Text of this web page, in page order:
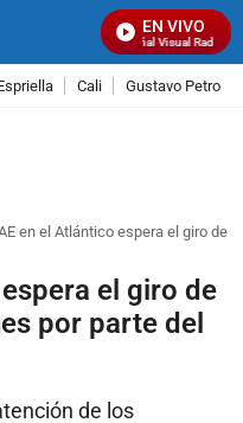
EN VIVO
Señal Visual Radio
Cali Gustavo Petro
en el Atlántico espera el giro de
el giro de
por parte del
de los